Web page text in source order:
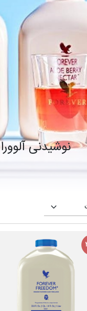
نوشیدنی آلوورا